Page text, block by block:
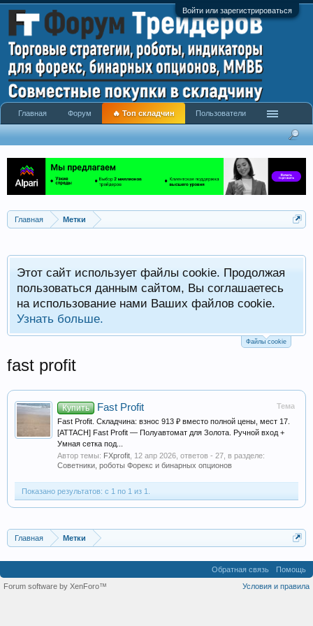
Войти или зарегистрироваться
Главная Метки
Этот сайт использует файлы cookie. Продолжая
пользоваться данным сайтом, Вы соглашаетесь
на использование нами Ваших файлов cookie.
Узнать больше.
Файлы cookie
fast profit
Тема
Купить Fast Profit
Fast Profit. Складчина: взнос 913 ₽ вместо полной цены, мест 17.
[ATTACH] Fast Profit — Полуавтомат для Золота. Ручной вход +
Умная сетка под...
Автор темы: FXprofit 12 апр 2026 , ответов - 27, в разделе:
Советники, роботы Форекс и бинарных опционов
Показано результатов: с 1 по 1 из 1.
Главная Метки
Главная Форум 🔥 Топ складчин Пользователи
Обратная связь
Помощь
Условия и правила
Forum software by XenForo™